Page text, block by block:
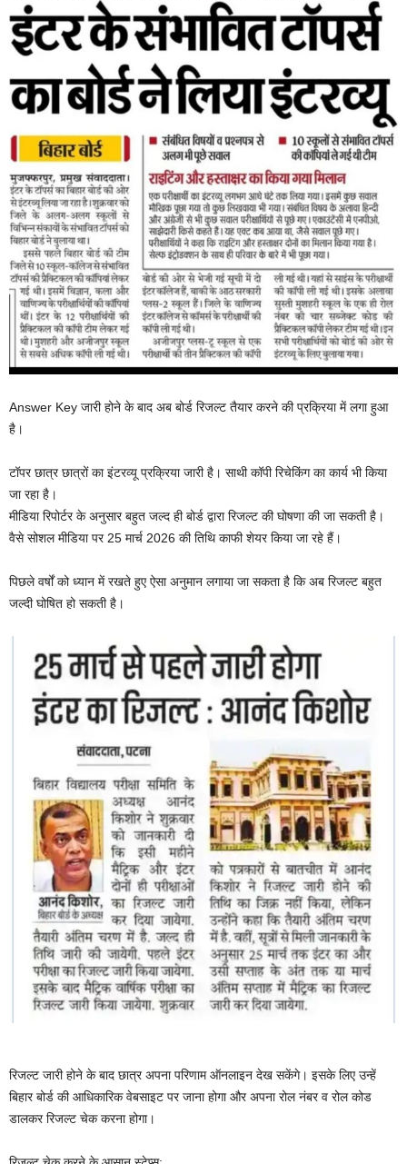
Answer Key जारी होने के बाद अब बोर्ड रिजल्ट तैयार करने की प्रक्रिया में लगा हुआ
है।
टॉपर छात्र छात्रों का इंटरव्यू प्रक्रिया जारी है। साथी कॉपी रिचेकिंग का कार्य भी किया
जा रहा है।
मीडिया रिपोर्टर के अनुसार बहुत जल्द ही बोर्ड द्वारा रिजल्ट की घोषणा की जा सकती है।
वैसे सोशल मीडिया पर 25 मार्च 2026 की तिथि काफी शेयर किया जा रहे हैं।
पिछले वर्षों को ध्यान में रखते हुए ऐसा अनुमान लगाया जा सकता है कि अब रिजल्ट बहुत
जल्दी घोषित हो सकती है।
रिजल्ट जारी होने के बाद छात्र अपना परिणाम ऑनलाइन देख सकेंगे। इसके लिए उन्हें
बिहार बोर्ड की आधिकारिक वेबसाइट पर जाना होगा और अपना रोल नंबर व रोल कोड
डालकर रिजल्ट चेक करना होगा।